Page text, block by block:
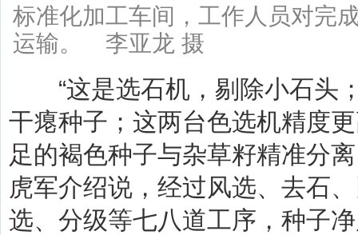
标准化加工车间，工作人员对完
运输。 李亚龙 摄
“这是选石机，剔除小石头
干瘪种子；这两台色选机精度
足的褐色种子与杂草籽精准分
虎军介绍说，经过风选、去石
选、分级等七八道工序，种子